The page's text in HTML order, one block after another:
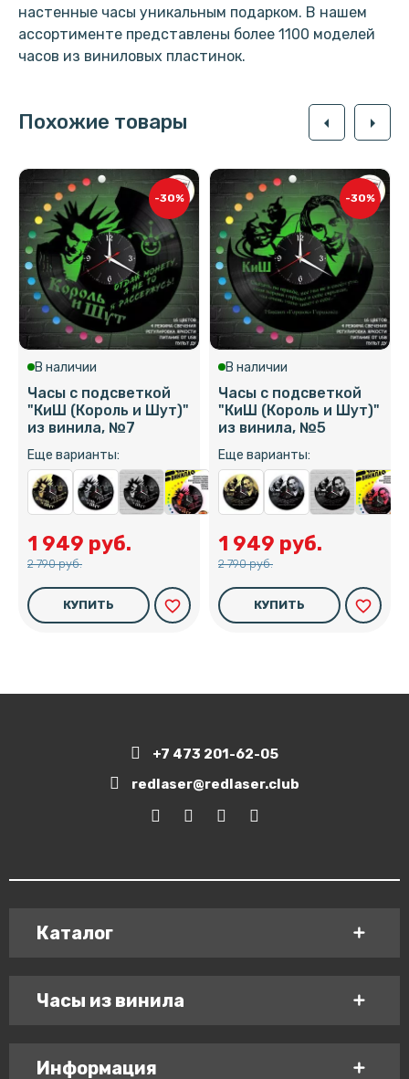
настенные часы уникальным подарком. В нашем
ассортименте представлены более 1100 моделей
часов из виниловых пластинок.
Похожие товары arrow_left arrow_right
-30%
В наличии
Часы с подсветкой
"КиШ (Король и Шут)"
из винила, №7
Еще варианты:
1 949 руб.
2 790 руб.
КУПИТЬ favorite_border
-30%
В наличии
Часы с подсветкой
"КиШ (Король и Шут)"
из винила, №5
Еще варианты:
1 949 руб.
2 790 руб.
КУПИТЬ favorite_border
+7 473 201-62-05
redlaser@redlaser.club
Каталог
Часы из винила
Информация